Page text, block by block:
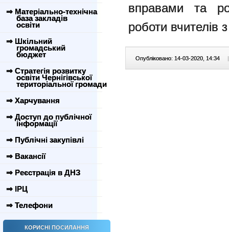
⇒ Матеріально-технічна
база закладів
освіти
⇒ Шкільний
громадський
бюджет
⇒ Стратегія розвитку
освіти Чернігівської
територіальної громади
⇒ Харчування
⇒ Доступ до публічної
інформації
⇒ Публічні закупівлі
⇒ Вакансії
⇒ Реєстрація в ДНЗ
⇒ ІРЦ
⇒ Телефони
КОРИСНІ ПОСИЛАННЯ
вправами та
роботи вчителів
Опубліковано: 14-03-2020, 14:34 |